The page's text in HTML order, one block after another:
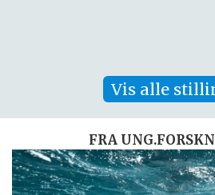
Vis alle
FRA